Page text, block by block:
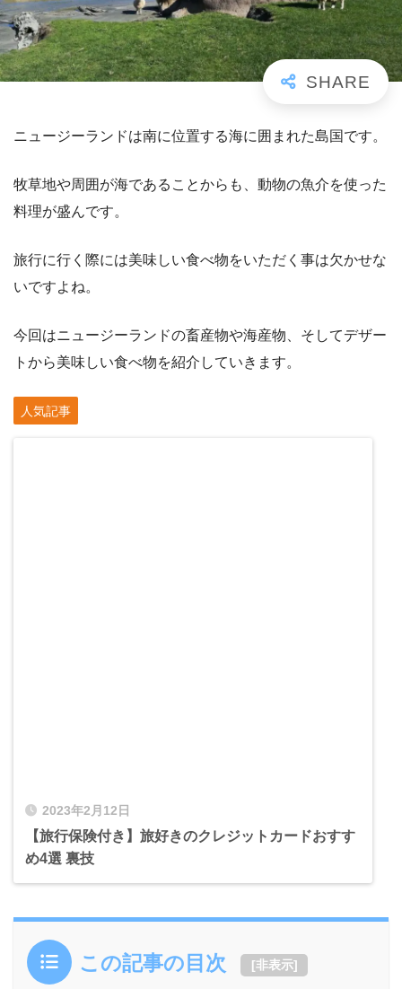
ニュージーランドは南に位置する海に囲まれた島国です。
牧草地や周囲が海であることからも、動物の魚介を使った
料理が盛んです。
旅行に行く際には美味しい食べ物をいただく事は欠かせな
いですよね。
今回はニュージーランドの畜産物や海産物、そしてデザー
トから美味しい食べ物を紹介していきます。
人気記事
2023年2月12日
【旅行保険付き】旅好きのクレジットカードおすす
め4選 裏技
この記事の目次 [非表示]